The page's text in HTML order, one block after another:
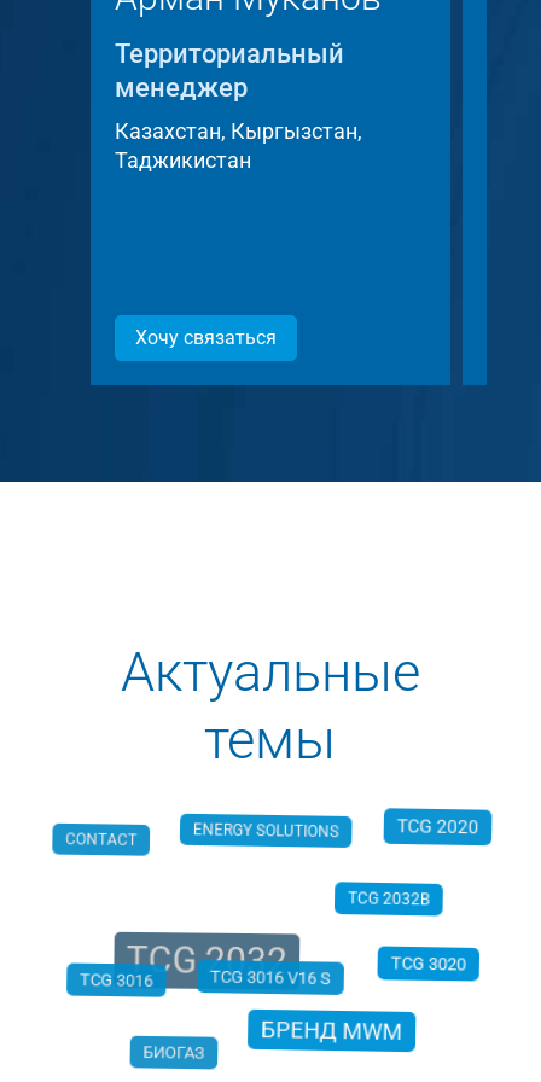
Территориальный
менеджер
Казахстан, Кыргызстан,
Таджикистан
Хочу связаться
Актуальные
темы
CONTACT ENERGY SOLUTIONS
TCG 2020
TCG 2032
TCG 2032B
TCG 3016
TCG 3016 V16 S
TCG 3020
БИОГАЗ БРЕНД MWM